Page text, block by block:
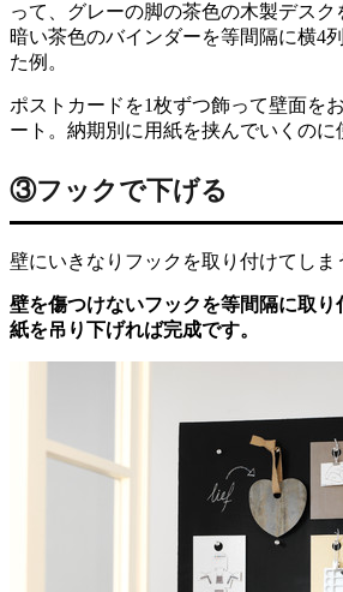
って、グレーの脚の茶色の木製デス
暗い茶色のバインダーを等間隔に横4
た例。
ポストカードを1枚ずつ飾って壁面を
ート。納期別に用紙を挟んでいくのに
③フックで下げる
壁にいきなりフックを取り付けてしま
壁を傷つけないフックを等間隔に取り
紙を吊り下げれば完成です。